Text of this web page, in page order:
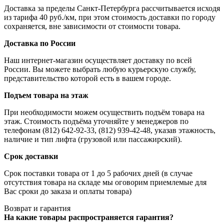
Доставка за пределы Санкт-Петербурга рассчитывается исходя
из тарифа 40 руб./км, при этом стоимость доставки по городу
сохраняется, вне зависимости от стоимости товара.
Доставка по России
Наш интернет-магазин осуществляет доставку по всей
России. Вы можете выбрать любую курьерскую службу,
представительство которой есть в вашем городе.
Подъем товара на этаж
При необходимости можем осуществить подъём товара на
этаж. Стоимость подъёма уточняйте у менеджеров по
телефонам (812) 642-92-33, (812) 939-42-48, указав этажность,
наличие и тип лифта (грузовой или пассажирский).
Срок доставки
Срок поставки товара от 1 до 5 рабочих дней (в случае
отсутствия товара на складе мы оговорим приемлемые для
Вас сроки до заказа и оплаты товара)
Возврат и гарантия
На какие товары распространяется гарантия?